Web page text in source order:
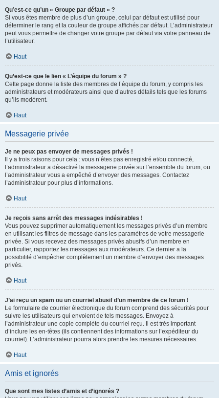
Qu’est-ce qu’un « Groupe par défaut » ?
Si vous êtes membre de plus d’un groupe, celui par défaut est utilisé pour
déterminer le rang et la couleur de groupe affichés par défaut. L’administrateur
peut vous permettre de changer votre groupe par défaut via votre panneau de
l’utilisateur.
Haut
Qu’est-ce que le lien « L’équipe du forum » ?
Cette page donne la liste des membres de l’équipe du forum, y compris les
administrateurs et modérateurs ainsi que d’autres détails tels que les forums
qu’ils modèrent.
Haut
Messagerie privée
Je ne peux pas envoyer de messages privés !
Il y a trois raisons pour cela : vous n’êtes pas enregistré et/ou connecté,
l’administrateur a désactivé la messagerie privée sur l’ensemble du forum, ou
l’administrateur vous a empêché d’envoyer des messages. Contactez
l’administrateur pour plus d’informations.
Haut
Je reçois sans arrêt des messages indésirables !
Vous pouvez supprimer automatiquement les messages privés d’un membre
en utilisant les filtres de message dans les paramètres de votre messagerie
privée. Si vous recevez des messages privés abusifs d’un membre en
particulier, rapportez les messages aux modérateurs. Ce dernier a la
possibilité d’empêcher complètement un membre d’envoyer des messages
privés.
Haut
J’ai reçu un spam ou un courriel abusif d’un membre de ce forum !
Le formulaire de courrier électronique du forum comprend des sécurités pour
suivre les utilisateurs qui envoient de tels messages. Envoyez à
l’administrateur une copie complète du courriel reçu. Il est très important
d’inclure les en-têtes (ils contiennent des informations sur l’expéditeur du
courriel). L’administrateur pourra alors prendre les mesures nécessaires.
Haut
Amis et ignorés
Que sont mes listes d’amis et d’ignorés ?